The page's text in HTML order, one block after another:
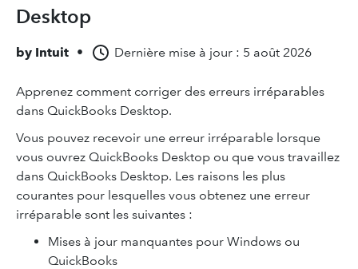
Desktop
by Intuit • Dernière mise à jour : 5 août 2026
Apprenez comment corriger des erreurs irréparables
dans QuickBooks Desktop.
Vous pouvez recevoir une erreur irréparable lorsque
vous ouvrez QuickBooks Desktop ou que vous travaillez
dans QuickBooks Desktop. Les raisons les plus
courantes pour lesquelles vous obtenez une erreur
irréparable sont les suivantes :
Mises à jour manquantes pour Windows ou
QuickBooks